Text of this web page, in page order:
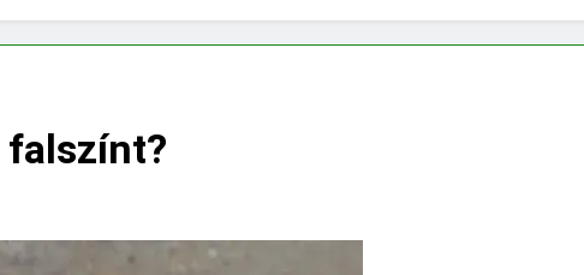
eredetiségvizsgálathoz? Mit hány fokon kell
falszínt?